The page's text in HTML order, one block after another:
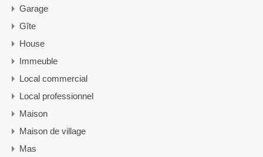
Garage
Gîte
House
Immeuble
Local commercial
Local professionnel
Maison
Maison de village
Mas